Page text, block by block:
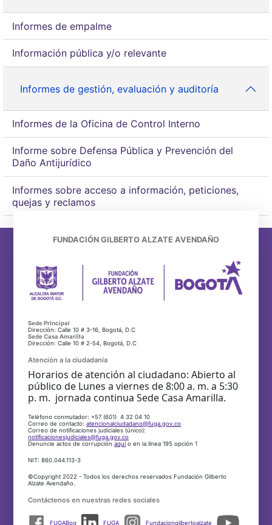
Informes de empalme
Información pública y/o relevante
Informes de gestión, evaluación y auditoría
Informes de la Oficina de Control Interno
Informe sobre Defensa Pública y Prevención del
Daño Antijurídico
Informes sobre acceso a información, peticiones,
quejas y reclamos
FUNDACIÓN GILBERTO ALZATE AVENDAÑO
Sede Principal
Dirección: Calle 10 # 3-16, Bogotá, D.C
Sede Casa Amarilla
Dirección: Calle 10 # 2-54, Bogotá, D.C
Atención a la ciudadanía
Horarios de atención al ciudadano: Abierto al
público de Lunes a viernes de 8:00 a. m. a 5:30
p. m. jornada continua Sede Casa Amarilla.
Teléfono conmutador: +57 (601) 4 32 04 10
Correo de contacto:atencionalciudadano@fuga.gov.co
Correo de notificaciones judiciales (único):
notificacionesjudiciales@fuga.gov.co
Denuncie actos de corrupciónaquío en la línea 195 opción 1
NIT: 860.044.113-3
©Copyright 2022 - Todos los derechos reservados Fundación Gilberto
Alzate Avendaño.
Contáctenos en nuestras redes sociales
FUGABog FUGA Fundaciongilbertoalzate